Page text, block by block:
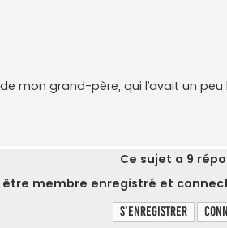
mon grand-père, qui l’avait un peu
Ce sujet a 9
être membre enregistré et
S’enregistrer